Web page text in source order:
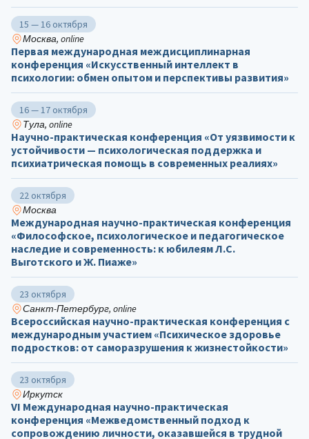
15 — 16 октября
Москва, online
Первая международная междисциплинарная
конференция «Искусственный интеллект в
психологии: обмен опытом и перспективы развития»
16 — 17 октября
Тула, online
Научно-практическая конференция «От уязвимости к
устойчивости — психологическая поддержка и
психиатрическая помощь в современных реалиях»
22 октября
Москва
Международная научно-практическая конференция
«Философское, психологическое и педагогическое
наследие и современность: к юбилеям Л.С.
Выготского и Ж. Пиаже»
23 октября
Санкт-Петербург, online
Всероссийская научно-практическая конференция с
международным участием «Психическое здоровье
подростков: от саморазрушения к жизнестойкости»
23 октября
Иркутск
VI Международная научно-практическая
конференция «Межведомственный подход к
сопровождению личности, оказавшейся в трудной